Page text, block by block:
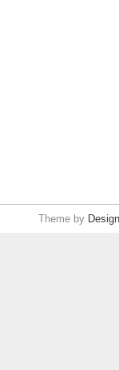
Theme by